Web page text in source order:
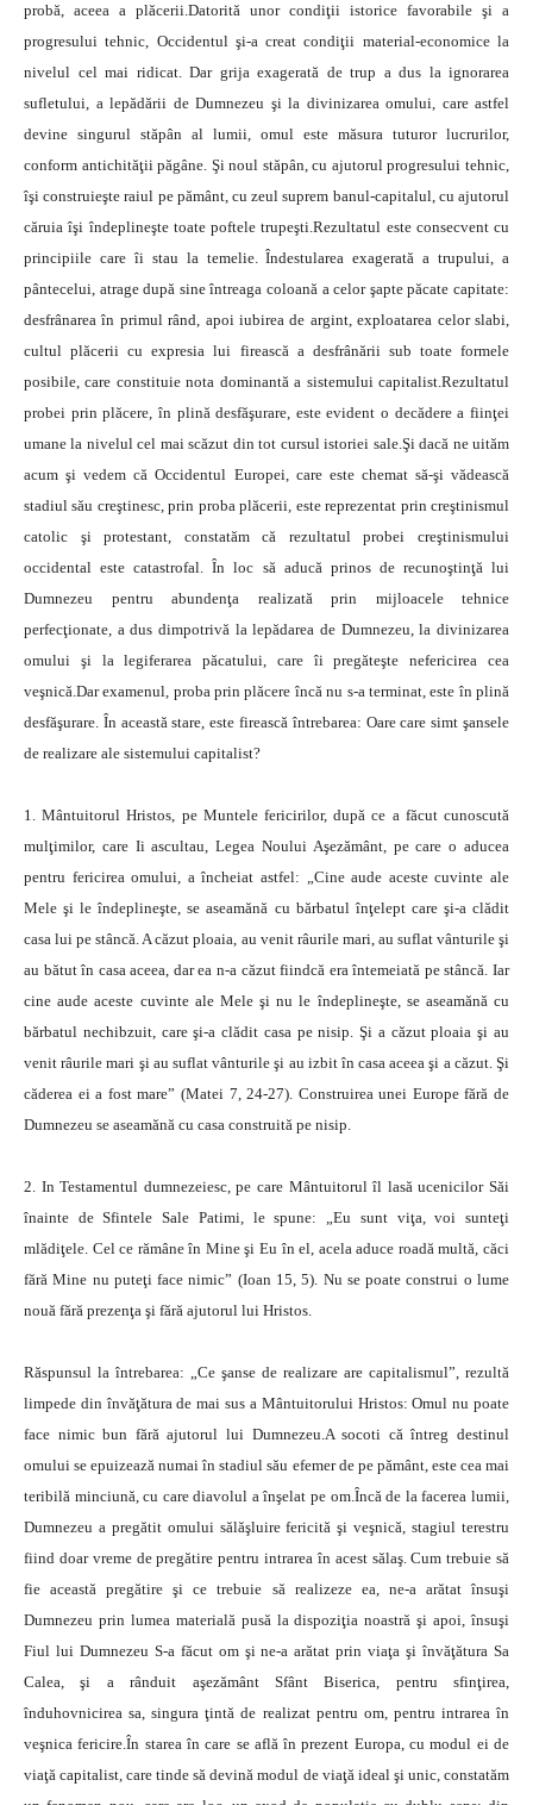
probă, aceea a plăcerii.Datorită unor condiţii istorice favorabile şi a
progresului tehnic, Occidentul şi-a creat condiţii material-economice la
nivelul cel mai ridicat. Dar grija exagerată de trup a dus la ignorarea
sufletului, a lepădării de Dumnezeu şi la divinizarea omului, care astfel
devine singurul stăpân al lumii, omul este măsura tuturor lucrurilor,
conform antichităţii păgâne. Şi noul stăpân, cu ajutorul progresului tehnic,
îşi construieşte raiul pe pământ, cu zeul suprem banul-capitalul, cu ajutorul
căruia îşi îndeplineşte toate poftele trupeşti.Rezultatul este consecvent cu
principiile care îi stau la temelie. Îndestularea exagerată a trupului, a
pântecelui, atrage după sine întreaga coloană a celor şapte păcate capitate:
desfrânarea în primul rând, apoi iubirea de argint, exploatarea celor slabi,
cultul plăcerii cu expresia lui firească a desfrânării sub toate formele
posibile, care constituie nota dominantă a sistemului capitalist.Rezultatul
probei prin plăcere, în plină desfăşurare, este evident o decădere a fiinţei
umane la nivelul cel mai scăzut din tot cursul istoriei sale.Şi dacă ne uităm
acum şi vedem că Occidentul Europei, care este chemat să-şi vădească
stadiul său creştinesc, prin proba plăcerii, este reprezentat prin creştinismul
catolic şi protestant, constatăm că rezultatul probei creştinismului
occidental este catastrofal. În loc să aducă prinos de recunoştinţă lui
Dumnezeu pentru abundenţa realizată prin mijloacele tehnice
perfecţionate, a dus dimpotrivă la lepădarea de Dumnezeu, la divinizarea
omului şi la legiferarea păcatului, care îi pregăteşte nefericirea cea
veşnică.Dar examenul, proba prin plăcere încă nu s-a terminat, este în plină
desfăşurare. În această stare, este firească întrebarea: Oare care simt şansele
de realizare ale sistemului capitalist?
1. Mântuitorul Hristos, pe Muntele fericirilor, după ce a făcut cunoscută
mulţimilor, care Ii ascultau, Legea Noului Aşezământ, pe care o aducea
pentru fericirea omului, a încheiat astfel: „Cine aude aceste cuvinte ale
Mele şi le îndeplineşte, se aseamănă cu bărbatul înţelept care şi-a clădit
casa lui pe stâncă. A căzut ploaia, au venit râurile mari, au suflat vânturile şi
au bătut în casa aceea, dar ea n-a căzut fiindcă era întemeiată pe stâncă. Iar
cine aude aceste cuvinte ale Mele şi nu le îndeplineşte, se aseamănă cu
bărbatul nechibzuit, care şi-a clădit casa pe nisip. Şi a căzut ploaia şi au
venit râurile mari şi au suflat vânturile şi au izbit în casa aceea şi a căzut. Şi
căderea ei a fost mare” (Matei 7, 24-27). Construirea unei Europe fără de
Dumnezeu se aseamănă cu casa construită pe nisip.
2. In Testamentul dumnezeiesc, pe care Mântuitorul îl lasă ucenicilor Săi
înainte de Sfintele Sale Patimi, le spune: „Eu sunt viţa, voi sunteţi
mlădiţele. Cel ce rămâne în Mine şi Eu în el, acela aduce roadă multă, căci
fără Mine nu puteţi face nimic” (Ioan 15, 5). Nu se poate construi o lume
nouă fără prezenţa şi fără ajutorul lui Hristos.
Răspunsul la întrebarea: „Ce şanse de realizare are capitalismul”, rezultă
limpede din învăţătura de mai sus a Mântuitorului Hristos: Omul nu poate
face nimic bun fără ajutorul lui Dumnezeu.A socoti că întreg destinul
omului se epuizează numai în stadiul său efemer de pe pământ, este cea mai
teribilă minciună, cu care diavolul a înşelat pe om.Încă de la facerea lumii,
Dumnezeu a pregătit omului sălăşluire fericită şi veşnică, stagiul terestru
fiind doar vreme de pregătire pentru intrarea în acest sălaş. Cum trebuie să
fie această pregătire şi ce trebuie să realizeze ea, ne-a arătat însuşi
Dumnezeu prin lumea materială pusă la dispoziţia noastră şi apoi, însuşi
Fiul lui Dumnezeu S-a făcut om şi ne-a arătat prin viaţa şi învăţătura Sa
Calea, şi a rânduit aşezământ Sfânt Biserica, pentru sfinţirea,
înduhovnicirea sa, singura ţintă de realizat pentru om, pentru intrarea în
veşnica fericire.În starea în care se află în prezent Europa, cu modul ei de
viaţă capitalist, care tinde să devină modul de viaţă ideal şi unic, constatăm